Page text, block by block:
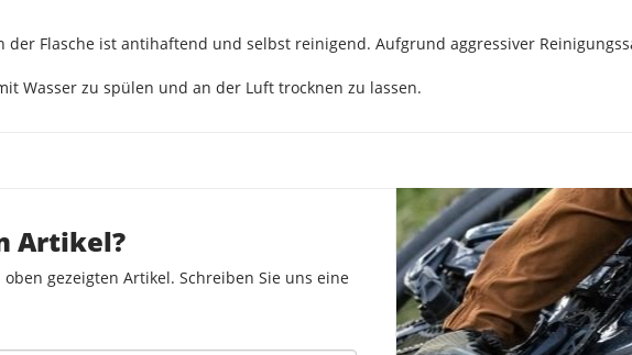
der Flasche ist antihaftend und selbst reinigend. Aufgrund aggressiver
Wasser zu spülen und an der Luft trocknen zu lassen.
Artikel?
gezeigten Artikel. Schreiben Sie uns eine